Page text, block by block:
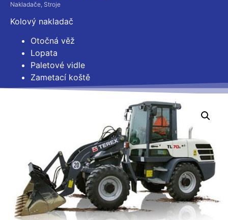
Nakladače, Stroje
Kolový nakladač
Otočná věž
Lopata
Paletové vidle
Zametací koště